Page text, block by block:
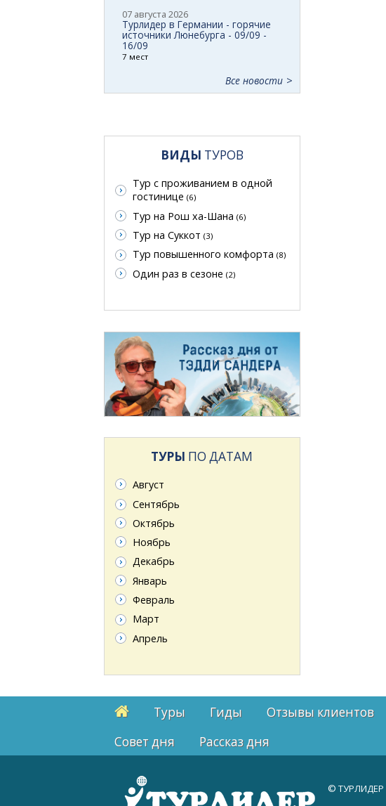
07 августа 2026
Турлидер в Германии - горячие
источники Люнебурга - 09/09 -
16/09
7 мест
Все новости
ВИДЫ ТУРОВ
Тур с проживанием в одной
гостинице (6)
Тур на Рош ха-Шана (6)
Тур на Суккот (3)
Тур повышенного комфорта (8)
Один раз в сезоне (2)
ТУРЫ ПО ДАТАМ
Август
Сентябрь
Октябрь
Ноябрь
Декабрь
Январь
Февраль
Март
Апрель
Туры Гиды Отзывы клиентов
Cовет дня
Рассказ дня
© ТУРЛИДЕР